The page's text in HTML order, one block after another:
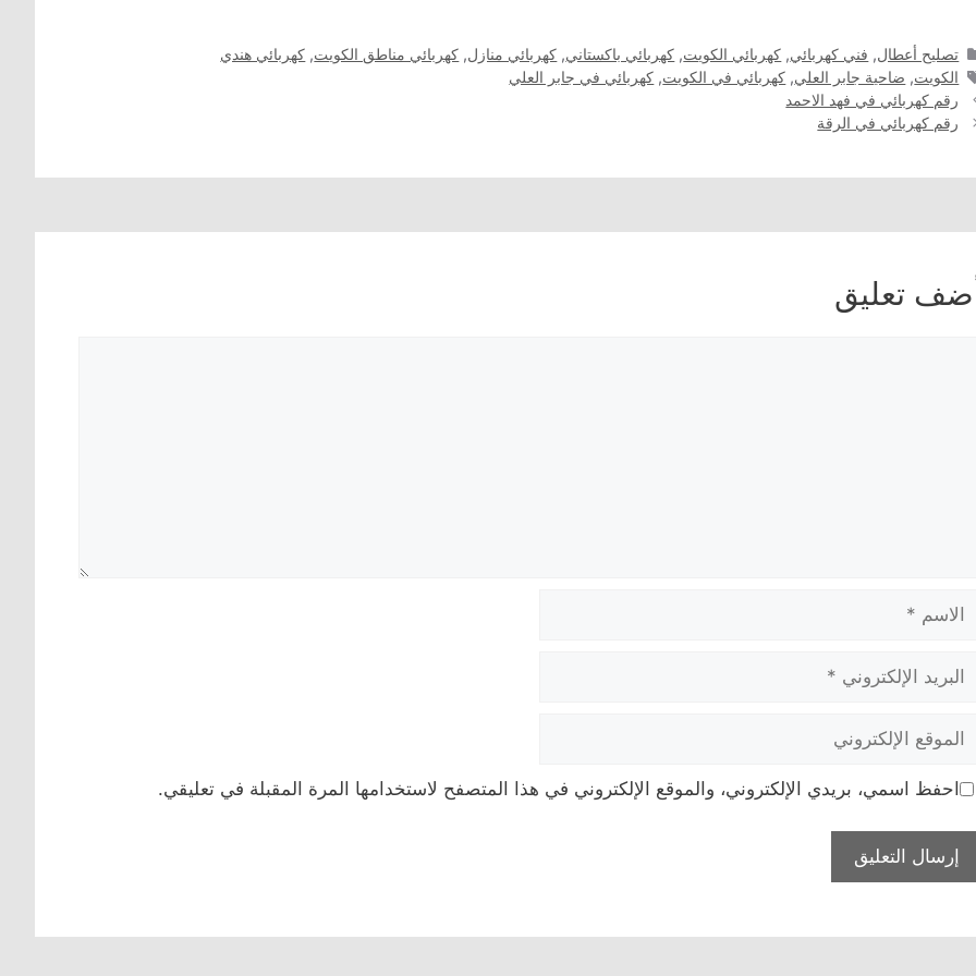
التصنيفات
تصليح أعطال, فني كهربائي, كهربائي الكويت, كهربائي باكستاني, كهربائي منازل, كهربائي مناطق الكويت, كهربائي هندي
الوسوم
الكويت, ضاحية جابر العلي, كهربائي في الكويت, كهربائي في جابر العلي
رقم كهربائي في فهد الاحمد
رقم كهربائي في الرقة
تعليق
احفظ اسمي، بريدي الإلكتروني، والموقع الإلكتروني في هذا المتصفح لاستخدامها المرة المقبلة في تعليقي.